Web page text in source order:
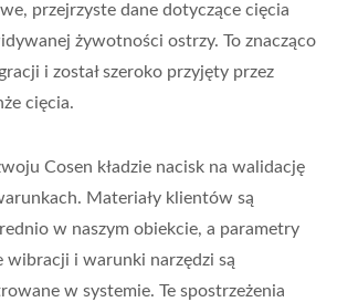
przejrzyste dane dotyczące cięcia
żywotności ostrzy. To znacząco
i został szeroko przyjęty przez
cięcia.
Cosen kładzie nacisk na walidację
Materiały klientów są
w naszym obiekcie, a parametry
wibracji i warunki narzędzi są
w systemie. Te spostrzeżenia